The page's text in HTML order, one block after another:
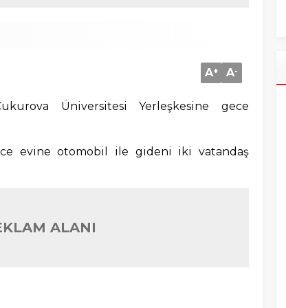
A+ A-
Üniversitesi Yerleşkesine gece
evine otomobil ile gideni iki vatandaş
ALANI